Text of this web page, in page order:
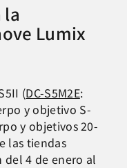
la
Lumix
(DC-S5M2E:
y objetivo S-
y objetivos 20-
las tiendas
4 de enero al